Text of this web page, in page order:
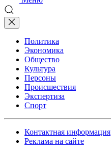
Политика
Экономика
Общество
Культура
Персоны
Происшествия
Экспертиза
Спорт
Контактная информация
Реклама на сайте